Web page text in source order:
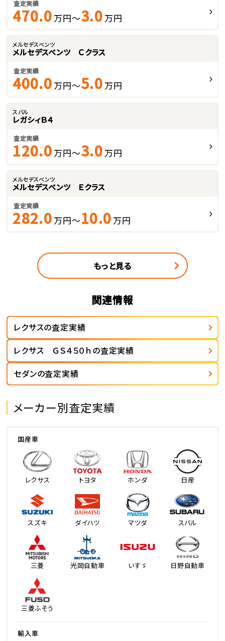
査定実績
470.0 万円～3.0 万円
メルセデスベンツ
メルセデスベンツ Ｃクラス
査定実績
400.0 万円～5.0 万円
スバル
レガシィＢ４
査定実績
120.0 万円～3.0 万円
メルセデスベンツ
メルセデスベンツ Ｅクラス
査定実績
282.0 万円～10.0 万円
もっと見る
関連情報
レクサスの査定実績
レクサス ＧＳ４５０ｈの査定実績
セダンの査定実績
メーカー別査定実績
国産車
レクサス トヨタ ホンダ 日産
スズキ ダイハツ マツダ スバル
三菱 光岡自動車 いすゞ 日野自動車
三菱ふそう
輸入車